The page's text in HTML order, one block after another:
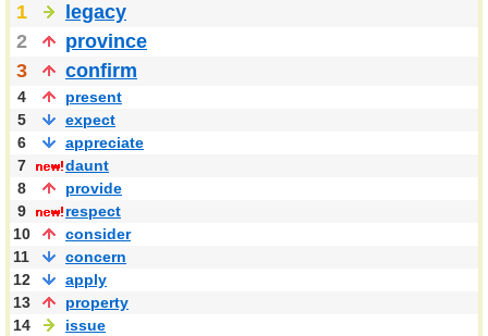
1
legacy
2
province
3
confirm
4
present
5
expect
6
appreciate
7
daunt
8
provide
9
respect
10
consider
11
concern
12
apply
13
property
14
issue